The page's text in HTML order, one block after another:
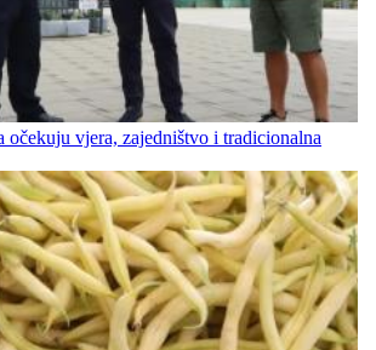
očekuju vjera, zajedništvo i tradicionalna